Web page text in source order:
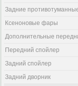
Задние
Ксеноновые фары
Дополнительные
Передний спойлер
Задний спойлер
Задний дворник